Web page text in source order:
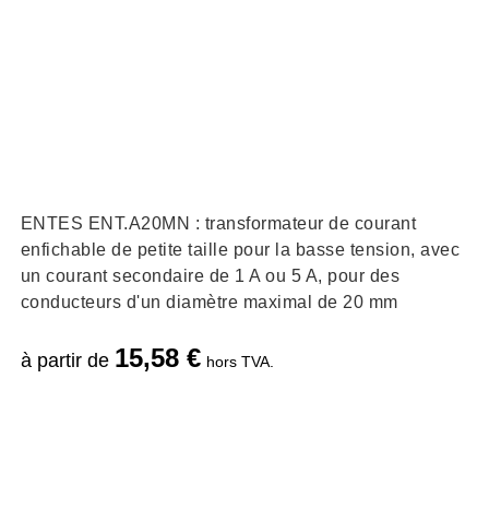
ENTES ENT.A20MN : transformateur de courant
enfichable de petite taille pour la basse tension, avec
un courant secondaire de 1 A ou 5 A, pour des
conducteurs d'un diamètre maximal de 20 mm
à partir de 15,58 € hors TVA.